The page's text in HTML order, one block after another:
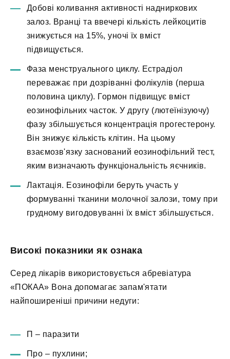
Добові коливання активності надниркових
залоз. Вранці та ввечері кількість лейкоцитів
знижується на 15%, уночі їх вміст
підвищується.
Фаза менструального циклу. Естрадіол
переважає при дозріванні фолікулів (перша
половина циклу). Гормон підвищує вміст
еозинофільних часток. У другу (лютеїнізуючу)
фазу збільшується концентрація прогестерону.
Він знижує кількість клітин. На цьому
взаємозв'язку заснований еозинофільний тест,
яким визначають функціональність яєчників.
Лактація. Еозинофіли беруть участь у
формуванні тканини молочної залози, тому при
грудному вигодовуванні їх вміст збільшується.
Високі показники як ознака
Серед лікарів використовується абревіатура
«ПОКАА» Вона допомагає запам'ятати
найпоширеніші причини недуги:
П – паразити
Про – пухлини;